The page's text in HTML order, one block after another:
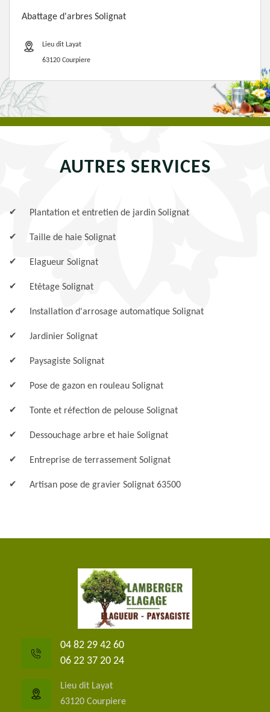
Abattage d'arbres Solignat
Lieu dit Layat
63120 Courpiere
AUTRES SERVICES
Plantation et entretien de jardin Solignat
Taille de haie Solignat
Elagueur Solignat
Etêtage Solignat
Installation d'arrosage automatique Solignat
Jardinier Solignat
Paysagiste Solignat
Pose de gazon en rouleau Solignat
Tonte et réfection de pelouse Solignat
Dessouchage arbre et haie Solignat
Entreprise de terrassement Solignat
Artisan pose de gravier Solignat 63500
04 82 29 42 60
06 22 37 20 24
Lieu dit Layat
63120 Courpiere